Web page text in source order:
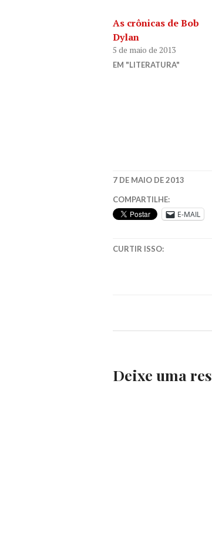
As crônicas de Bob
Dylan
5 de maio de 2013
EM "LITERATURA"
7 DE MAIO DE 2013
AS
CRÔNICAS
DE
DYLAN,
COMPARTILHE:
E-MAIL
CURTIR ISSO:
Deixe uma